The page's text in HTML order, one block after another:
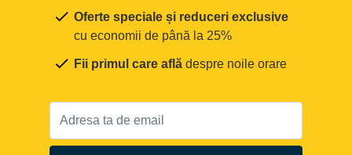
Oferte speciale și reduceri exclusive
cu economii de până la 25%
Fii primul care află despre noile orare